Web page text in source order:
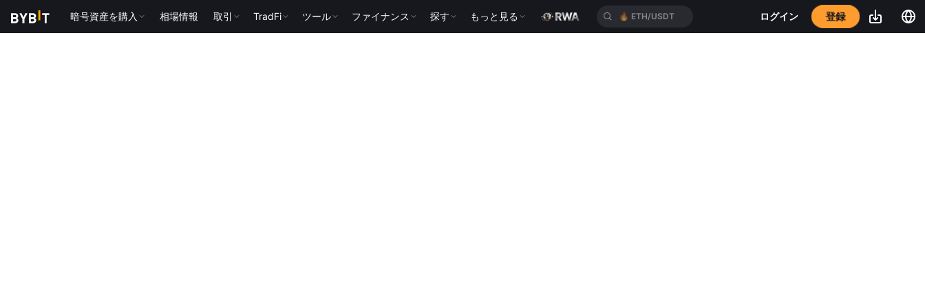
暗号資産を購入 相場情報 取引 TradFi ツール ファイナンス 探す もっと見る 🔥 ETH/USDT ログイン 登録